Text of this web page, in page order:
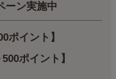
ーン実施中
ポイント】
ポイント】